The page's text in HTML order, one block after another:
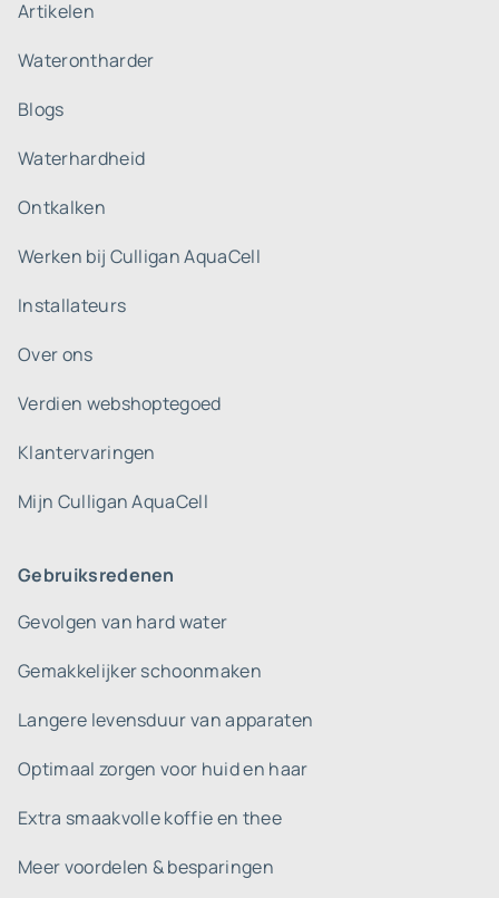
Artikelen
Waterontharder
Blogs
Waterhardheid
Ontkalken
Werken bij Culligan AquaCell
Installateurs
Over ons
Verdien webshoptegoed
Klantervaringen
Mijn Culligan AquaCell
Gebruiksredenen
Gevolgen van hard water
Gemakkelijker schoonmaken
Langere levensduur van apparaten
Optimaal zorgen voor huid en haar
Extra smaakvolle koffie en thee
Meer voordelen & besparingen